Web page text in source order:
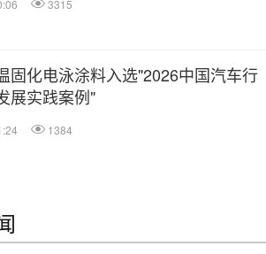
3315
固化电泳涂料入选"2026中国汽车行
展实践案例"
1384